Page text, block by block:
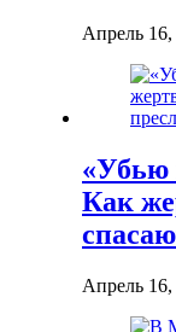
Апрель 16,
«Убью
Как
Апрель